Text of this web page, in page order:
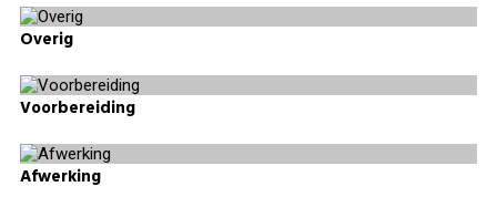
Overig
Voorbereiding
Afwerking